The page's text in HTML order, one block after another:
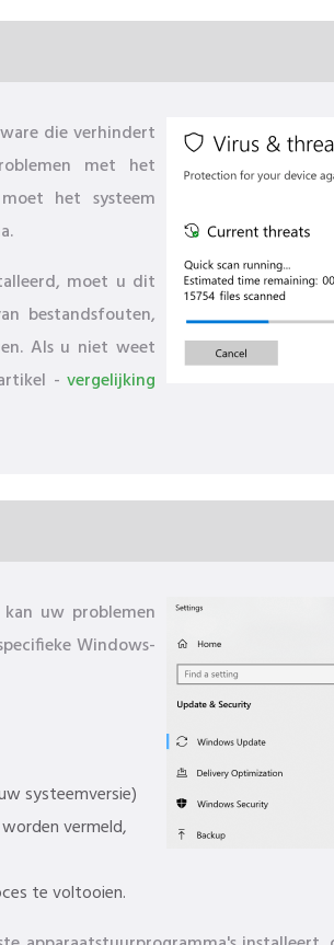
die verhindert
met het
het systeem
moet u dit
bestandsfouten,
Als u niet weet
- vergelijking
uw problemen
Windows-
systeemversie)
vermeld,
te voltooien.